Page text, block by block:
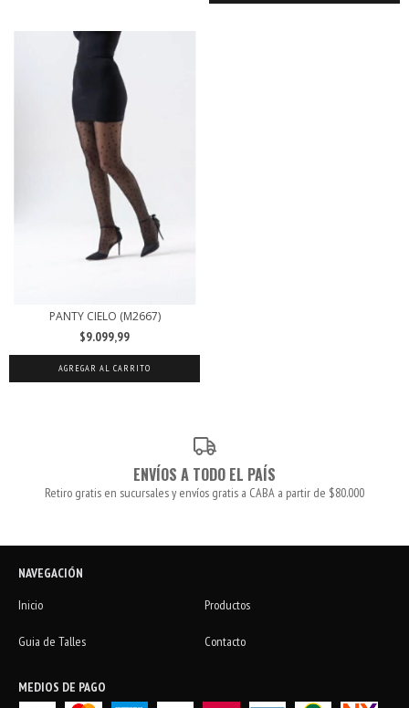
PANTY CIELO (M2667)
$9.099,99
AGREGAR AL CARRITO
ENVÍOS A TODO EL PAÍS
Retiro gratis en sucursales y envíos gratis a CABA a partir de $80.000
NAVEGACIÓN
Inicio
Productos
Guia de Talles Contacto
MEDIOS DE PAGO